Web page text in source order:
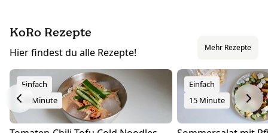
KoRo Rezepte
Hier findest du alle Rezepte! Mehr Rezepte
Einfach
15 Minute
Einfach
15 Minute